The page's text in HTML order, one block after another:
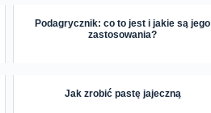
Podagrycznik: co to jest i jakie są jego
zastosowania?
Jak zrobić pastę jajeczną